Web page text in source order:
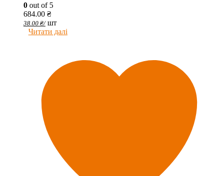
0 out of 5
684.00 ₴
38.00 ₴/ шт
Читати далі